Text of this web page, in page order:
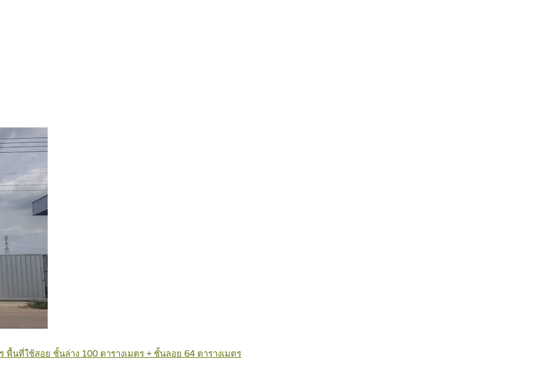
นที่ใช้สอย ชั้นล่าง 100 ตารางเมตร + ชั้นลอย 64 ตารางเมตร